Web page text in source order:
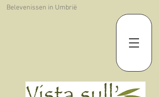
Belevenissen in Umbrië